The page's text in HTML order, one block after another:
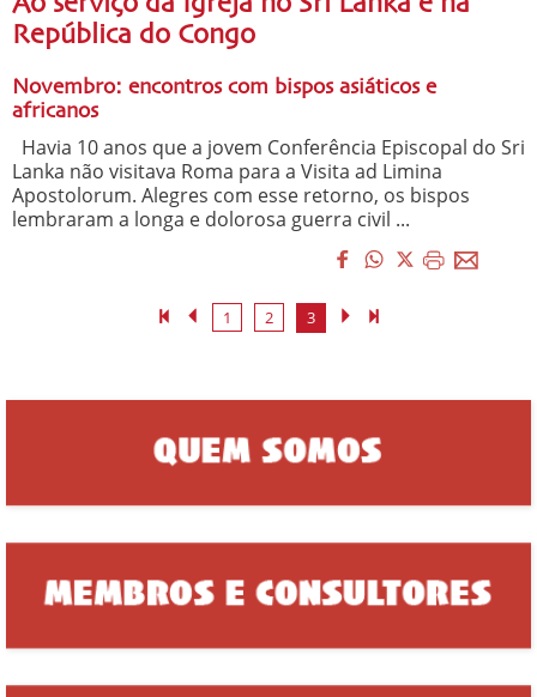
República do Congo
Novembro: encontros com bispos asiáticos e
africanos
Havia 10 anos que a jovem Conferência Episcopal do Sri
Lanka não visitava Roma para a Visita ad Limina
Apostolorum. Alegres com esse retorno, os bispos
lembraram a longa e dolorosa guerra civil ...
1 2 3